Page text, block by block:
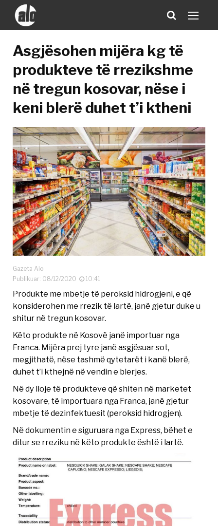
Asgjësohen mijëra kg të
produkteve të rrezikshme
në tregun kosovar, nëse i
keni blerë duhet t’i ktheni
Gazeta Alo
Publikuar: 08/12/2020
10:41
Produkte me mbetje të peroksid hidrogjeni, e që
konsiderohen me rrezik të lartë, janë gjetur duke u
shitur në tregun kosovar.
Këto produkte në Kosovë janë importuar nga
Franca. Mijëra prej tyre janë asgjësuar sot,
megjithatë, nëse tashmë qytetarët i kanë blerë,
duhet t’i kthejnë në vendin e blerjes.
Në dy lloje të produkteve që shiten në marketet
kosovare, të importuara nga Franca, janë gjetur
mbetje të dezinfektuesit (peroksid hidrogjen).
Në dokumentin e siguruara nga Express, bëhet e
ditur se rreziku në këto produkte është i lartë.